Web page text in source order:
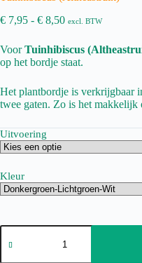
€ 7,95 - € 8,50Prijsklasse:
tot
€ 8,50
excl. BTW
VoorTuinhibiscus
op het bordje staat.
Het plantbordje is verkrijgbaar
twee gaten. Zo is het
Uitvoering
Kleur